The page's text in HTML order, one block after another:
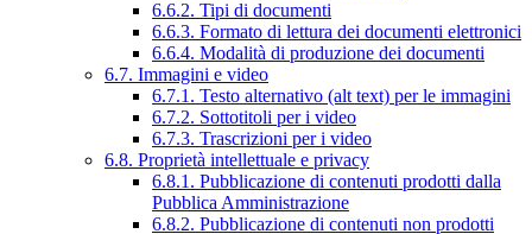
6.6.2. Tipi di documenti
6.6.3. Formato di lettura dei documenti elettronici
6.6.4. Modalità di produzione dei documenti
6.7. Immagini e video
6.7.1. Testo alternativo (alt text) per le immagini
6.7.2. Sottotitoli per i video
6.7.3. Trascrizioni per i video
6.8. Proprietà intellettuale e privacy
6.8.1. Pubblicazione di contenuti prodotti dalla
Pubblica Amministrazione
6.8.2. Pubblicazione di contenuti non prodotti